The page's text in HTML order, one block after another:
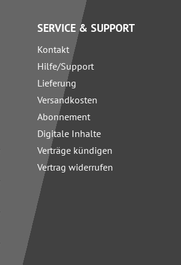
SERVICE & SUPPORT
Kontakt
Hilfe/Support
Lieferung
Versandkosten
Abonnement
Digitale Inhalte
Verträge kündigen
Vertrag widerrufen